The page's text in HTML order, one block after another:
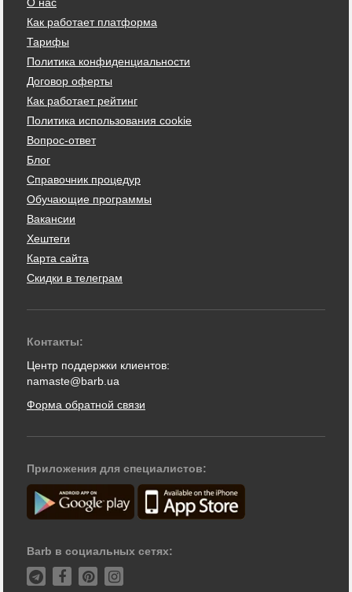
Как работает платформа
Тарифы
Политика конфиденциальности
Договор оферты
Как работает рейтинг
Политика использования cookie
Вопрос-ответ
Блог
Справочник процедур
Обучающие программы
Вакансии
Хештеги
Карта сайта
Скидки в телеграм
Контакты:
Центр поддержки клиентов:
namaste@barb.ua
Форма обратной связи
Приложения для специалистов:
Barb в социальных сетях: